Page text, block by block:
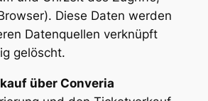
Diese Daten werden
Datenquellen verknüpft
gelöscht.
über Converia